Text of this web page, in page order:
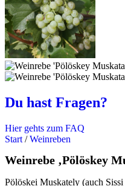
Du hast Fragen?
Hier gehts zum FAQ
Start / Weinreben
Weinrebe ‚Pölöskey
Pölöskei Muskately (auch